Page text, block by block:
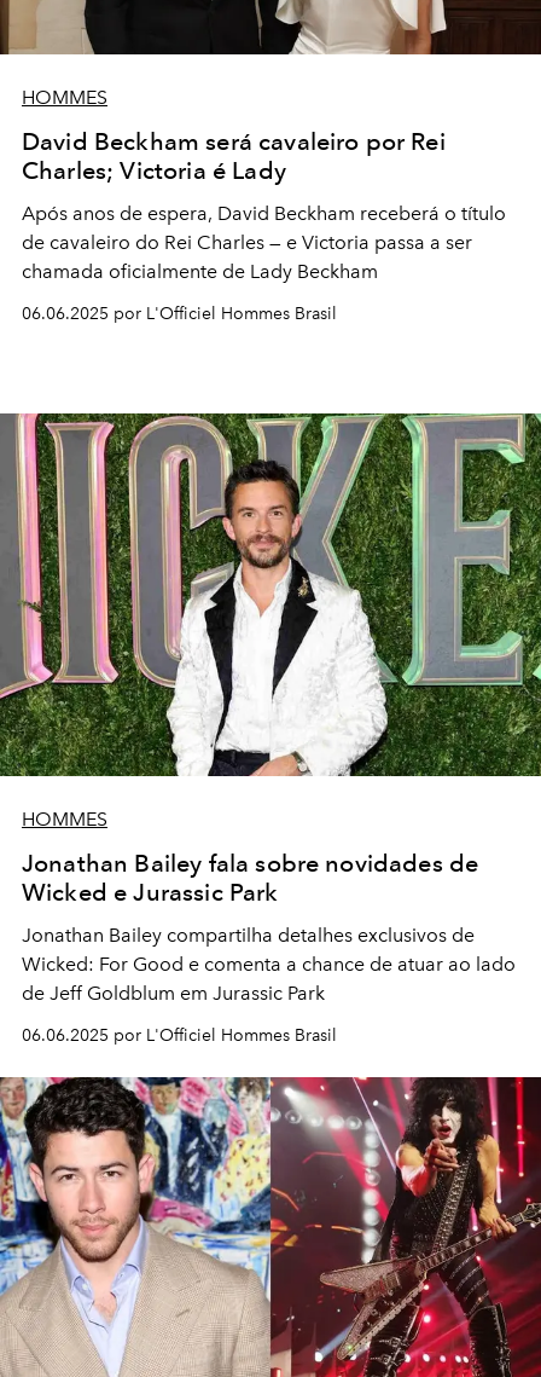
HOMMES
David Beckham será cavaleiro por Rei
Charles; Victoria é Lady
Após anos de espera, David Beckham receberá o título
de cavaleiro do Rei Charles — e Victoria passa a ser
chamada oficialmente de Lady Beckham
06.06.2025 por L'Officiel Hommes Brasil
HOMMES
Jonathan Bailey fala sobre novidades de
Wicked e Jurassic Park
Jonathan Bailey compartilha detalhes exclusivos de
Wicked: For Good e comenta a chance de atuar ao lado
de Jeff Goldblum em Jurassic Park
06.06.2025 por L'Officiel Hommes Brasil